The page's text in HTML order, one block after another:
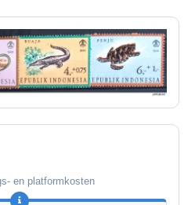
en platformkosten